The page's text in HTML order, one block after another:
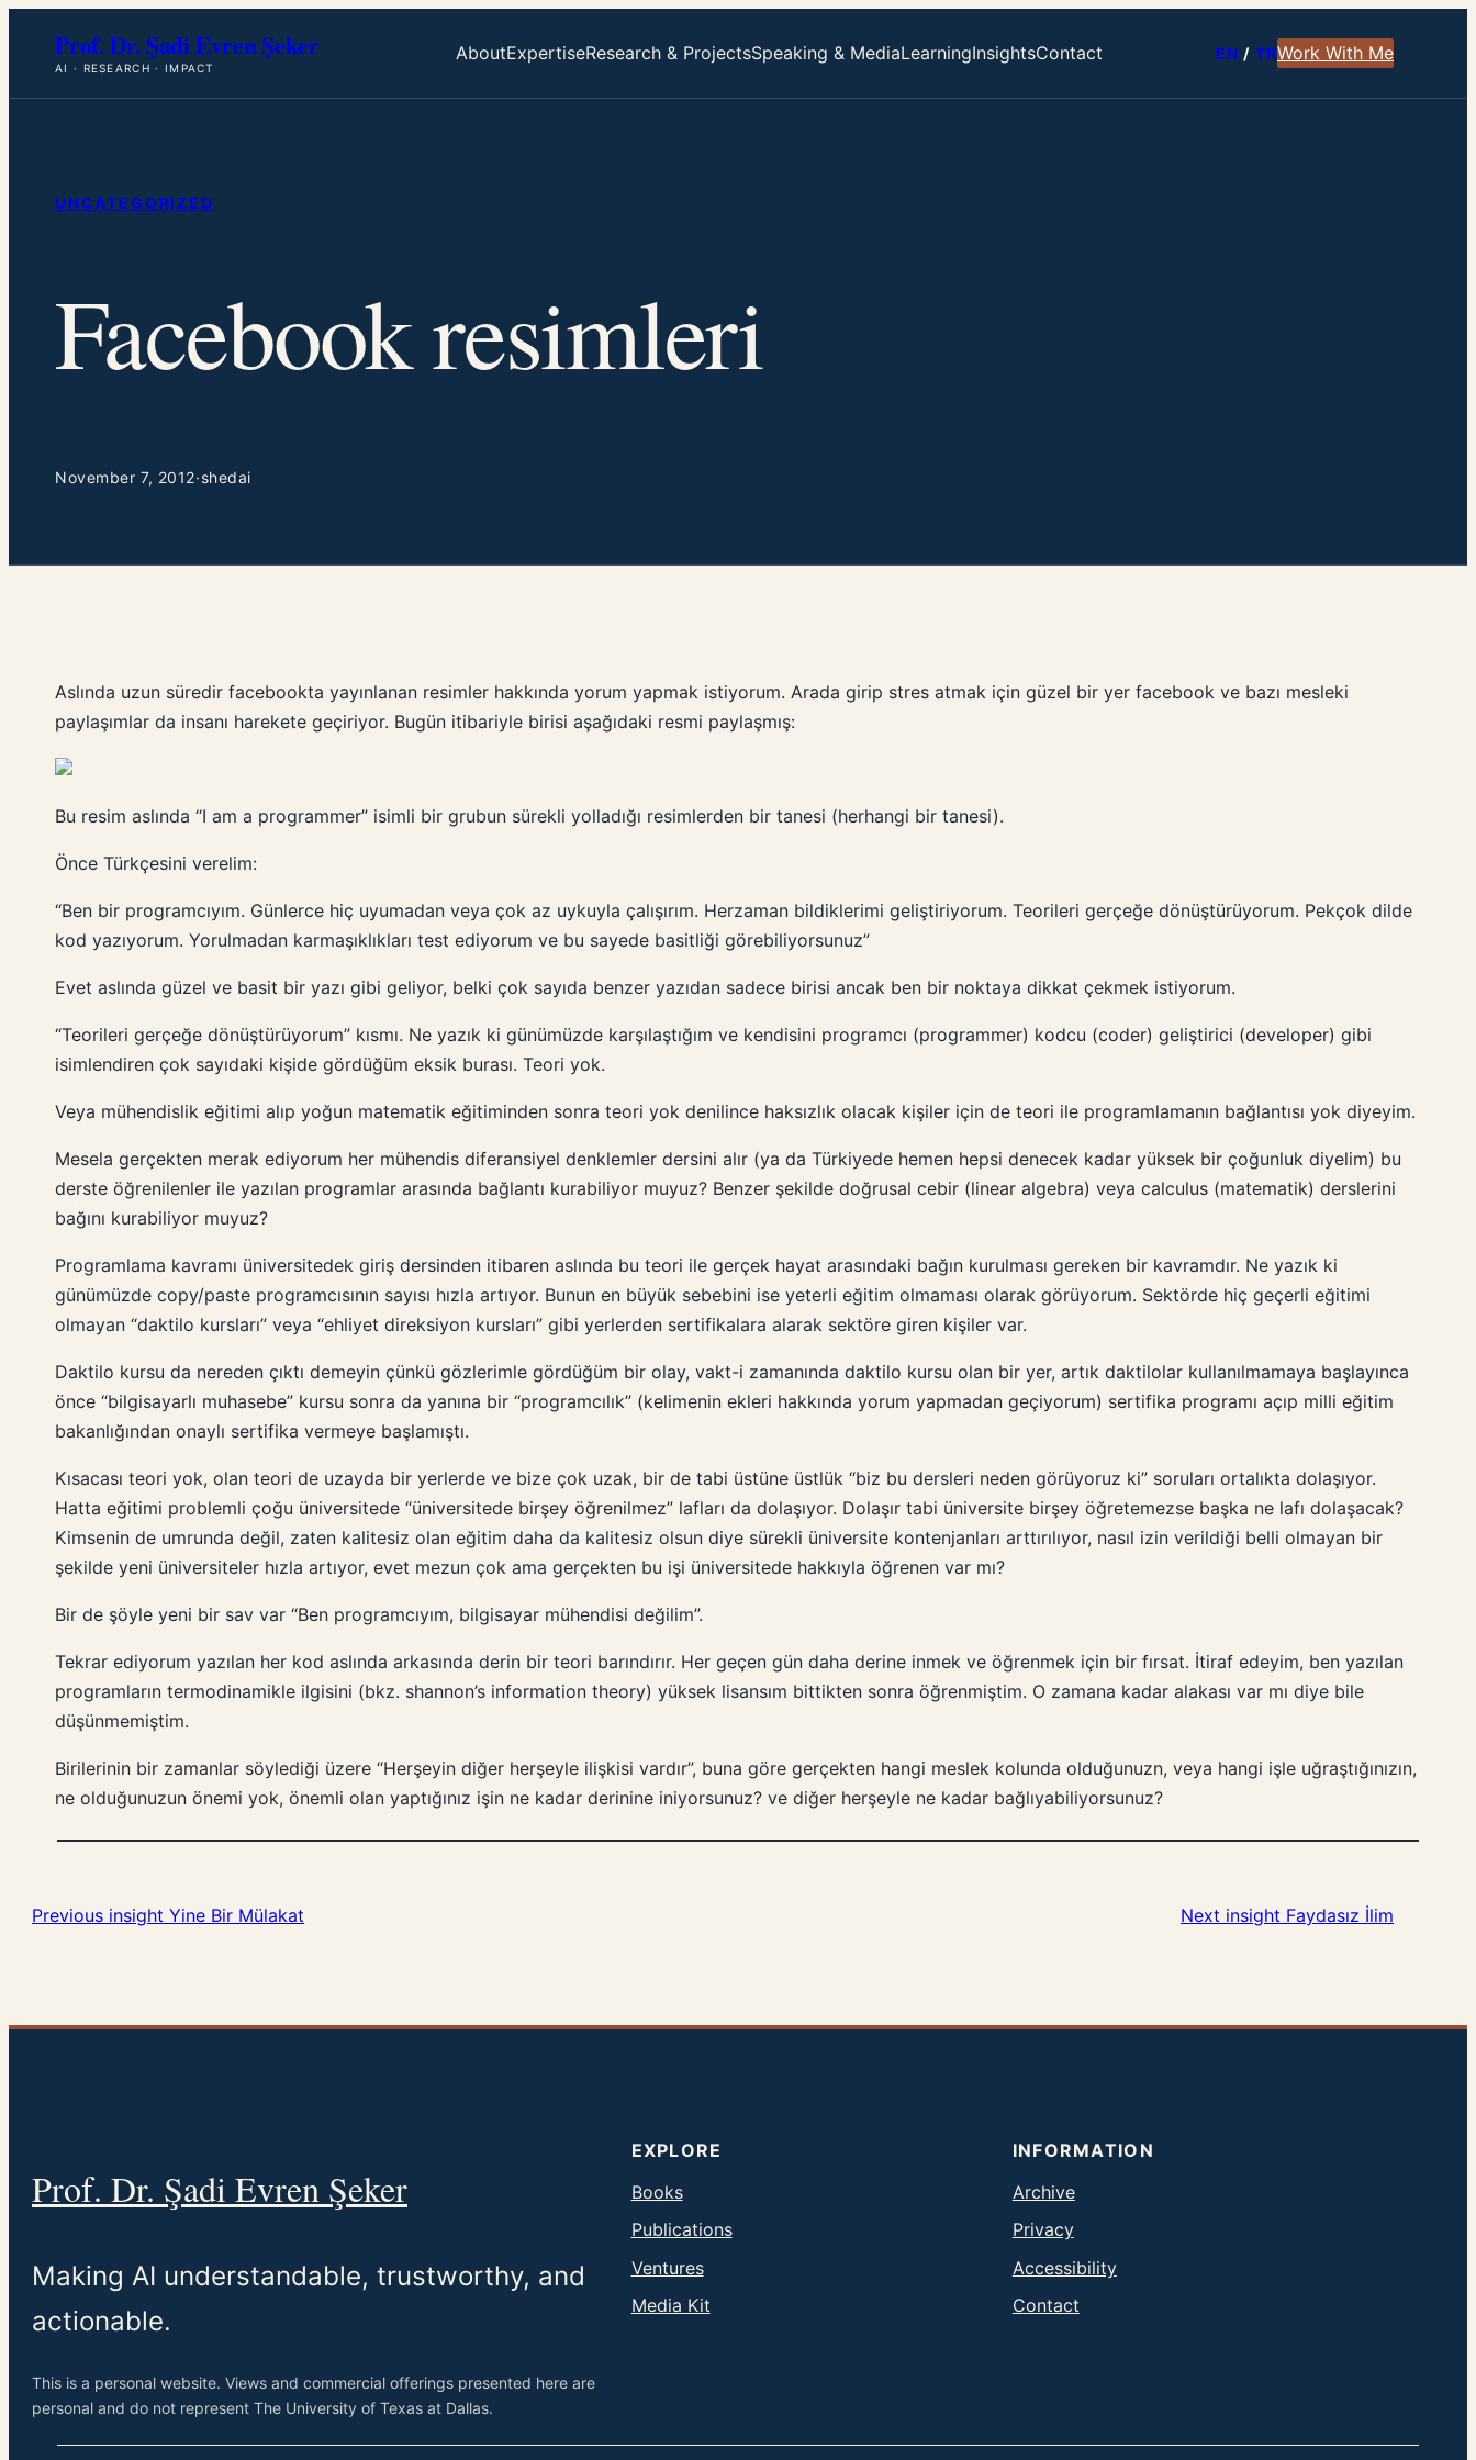
Prof. Dr. Şadi Evren Şeker
AI · RESEARCH · IMPACT
AboutExpertiseResearch & ProjectsSpeaking & MediaLearningInsightsContact EN / TRWork With Me
UNCATEGORIZED
Facebook resimleri
November 7, 2012·shedai
Aslında uzun süredir facebookta yayınlanan resimler hakkında yorum yapmak istiyorum. Arada girip stres atmak için güzel bir yer facebook ve bazı mesleki
paylaşımlar da insanı harekete geçiriyor. Bugün itibariyle birisi aşağıdaki resmi paylaşmış:
Bu resim aslında “I am a programmer” isimli bir grubun sürekli yolladığı resimlerden bir tanesi (herhangi bir tanesi).
Önce Türkçesini verelim:
“Ben bir programcıyım. Günlerce hiç uyumadan veya çok az uykuyla çalışırım. Herzaman bildiklerimi geliştiriyorum. Teorileri gerçeğe dönüştürüyorum. Pekçok dilde
kod yazıyorum. Yorulmadan karmaşıklıkları test ediyorum ve bu sayede basitliği görebiliyorsunuz”
Evet aslında güzel ve basit bir yazı gibi geliyor, belki çok sayıda benzer yazıdan sadece birisi ancak ben bir noktaya dikkat çekmek istiyorum.
“Teorileri gerçeğe dönüştürüyorum” kısmı. Ne yazık ki günümüzde karşılaştığım ve kendisini programcı (programmer) kodcu (coder) geliştirici (developer) gibi
isimlendiren çok sayıdaki kişide gördüğüm eksik burası. Teori yok.
Veya mühendislik eğitimi alıp yoğun matematik eğitiminden sonra teori yok denilince haksızlık olacak kişiler için de teori ile programlamanın bağlantısı yok diyeyim.
Mesela gerçekten merak ediyorum her mühendis diferansiyel denklemler dersini alır (ya da Türkiyede hemen hepsi denecek kadar yüksek bir çoğunluk diyelim) bu
derste öğrenilenler ile yazılan programlar arasında bağlantı kurabiliyor muyuz? Benzer şekilde doğrusal cebir (linear algebra) veya calculus (matematik) derslerini
bağını kurabiliyor muyuz?
Programlama kavramı üniversitedek giriş dersinden itibaren aslında bu teori ile gerçek hayat arasındaki bağın kurulması gereken bir kavramdır. Ne yazık ki
günümüzde copy/paste programcısının sayısı hızla artıyor. Bunun en büyük sebebini ise yeterli eğitim olmaması olarak görüyorum. Sektörde hiç geçerli eğitimi
olmayan “daktilo kursları” veya “ehliyet direksiyon kursları” gibi yerlerden sertifikalara alarak sektöre giren kişiler var.
Daktilo kursu da nereden çıktı demeyin çünkü gözlerimle gördüğüm bir olay, vakt-i zamanında daktilo kursu olan bir yer, artık daktilolar kullanılmamaya başlayınca
önce “bilgisayarlı muhasebe” kursu sonra da yanına bir “programcılık” (kelimenin ekleri hakkında yorum yapmadan geçiyorum) sertifika programı açıp milli eğitim
bakanlığından onaylı sertifika vermeye başlamıştı.
Kısacası teori yok, olan teori de uzayda bir yerlerde ve bize çok uzak, bir de tabi üstüne üstlük “biz bu dersleri neden görüyoruz ki” soruları ortalıkta dolaşıyor.
Hatta eğitimi problemli çoğu üniversitede “üniversitede birşey öğrenilmez” lafları da dolaşıyor. Dolaşır tabi üniversite birşey öğretemezse başka ne lafı dolaşacak?
Kimsenin de umrunda değil, zaten kalitesiz olan eğitim daha da kalitesiz olsun diye sürekli üniversite kontenjanları arttırılıyor, nasıl izin verildiği belli olmayan bir
şekilde yeni üniversiteler hızla artıyor, evet mezun çok ama gerçekten bu işi üniversitede hakkıyla öğrenen var mı?
Bir de şöyle yeni bir sav var “Ben programcıyım, bilgisayar mühendisi değilim”.
Tekrar ediyorum yazılan her kod aslında arkasında derin bir teori barındırır. Her geçen gün daha derine inmek ve öğrenmek için bir fırsat. İtiraf edeyim, ben yazılan
programların termodinamikle ilgisini (bkz. shannon’s information theory) yüksek lisansım bittikten sonra öğrenmiştim. O zamana kadar alakası var mı diye bile
düşünmemiştim.
Birilerinin bir zamanlar söylediği üzere “Herşeyin diğer herşeyle ilişkisi vardır”, buna göre gerçekten hangi meslek kolunda olduğunuzn, veya hangi işle uğraştığınızın,
ne olduğunuzun önemi yok, önemli olan yaptığınız işin ne kadar derinine iniyorsunuz? ve diğer herşeyle ne kadar bağlıyabiliyorsunuz?
Previous insight Yine Bir Mülakat Next insight Faydasız İlim
Prof. Dr. Şadi Evren Şeker
Making AI understandable, trustworthy, and
actionable.
This is a personal website. Views and commercial offerings presented here are
personal and do not represent The University of Texas at Dallas.
EXPLORE
Books
Publications
Ventures
Media Kit
INFORMATION
Archive
Privacy
Accessibility
Contact